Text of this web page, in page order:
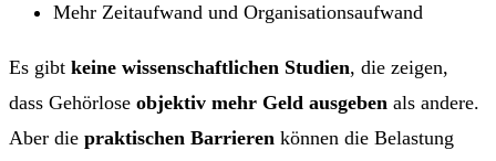
Mehr Zeitaufwand und Organisationsaufwand
Es gibt keine wissenschaftlichen Studien, die zeigen,
dass Gehörlose objektiv mehr Geld ausgeben als andere.
Aber die praktischen Barrieren können die Belastung